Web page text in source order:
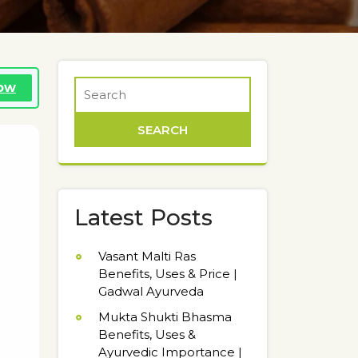
Latest Posts
Vasant Malti Ras
Benefits, Uses & Price |
Gadwal Ayurveda
Mukta Shukti Bhasma
Benefits, Uses &
Ayurvedic Importance |